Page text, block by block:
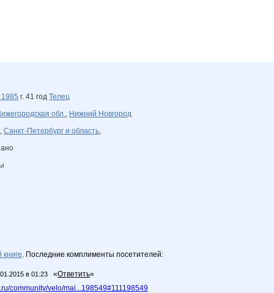
1985 г. 41 год Телец
обл., Нижний Новгород
, Санкт-Петербург и область,
книге. Последние комплименты посетителей:
в 01:23 «Ответить»
community/velo/mai...198549#111198549